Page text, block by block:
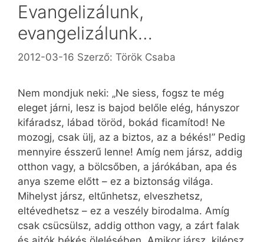
Evangelizálunk,
evangelizálunk…
2012-03-16 Szerző: Török Csaba
Nem mondjuk neki: „Ne siess, fogsz te még
eleget járni, lesz is bajod belőle elég, hányszor
kifáradsz, lábad töröd, bokád ficamítod! Ne
mozogj, csak ülj, az a biztos, az a békés!” Pedig
mennyire ésszerű lenne! Amíg nem jársz, addig
otthon vagy, a bölcsőben, a járókában, apa és
anya szeme előtt – ez a biztonság világa.
Mihelyst jársz, eltűnhetsz, elveszhetsz,
eltévedhetsz – ez a veszély birodalma. Amíg
csak csücsülsz, addig otthon vagy, a zárt falak